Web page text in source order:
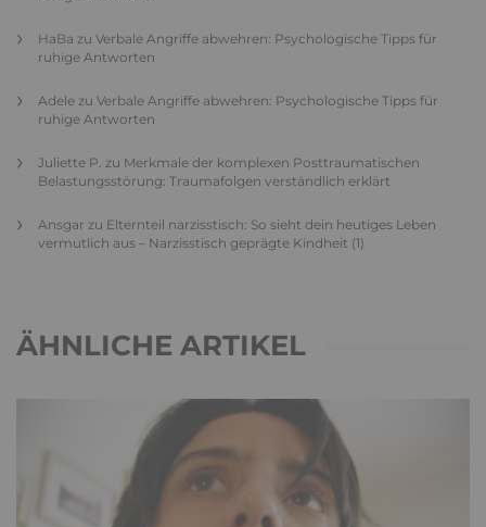
HaBa zu Verbale Angriffe abwehren: Psychologische Tipps für
ruhige Antworten
Adele zu Verbale Angriffe abwehren: Psychologische Tipps für
ruhige Antworten
Juliette P. zu Merkmale der komplexen Posttraumatischen
Belastungsstörung: Traumafolgen verständlich erklärt
Ansgar zu Elternteil narzisstisch: So sieht dein heutiges Leben
vermutlich aus – Narzisstisch geprägte Kindheit (1)
ÄHNLICHE ARTIKEL